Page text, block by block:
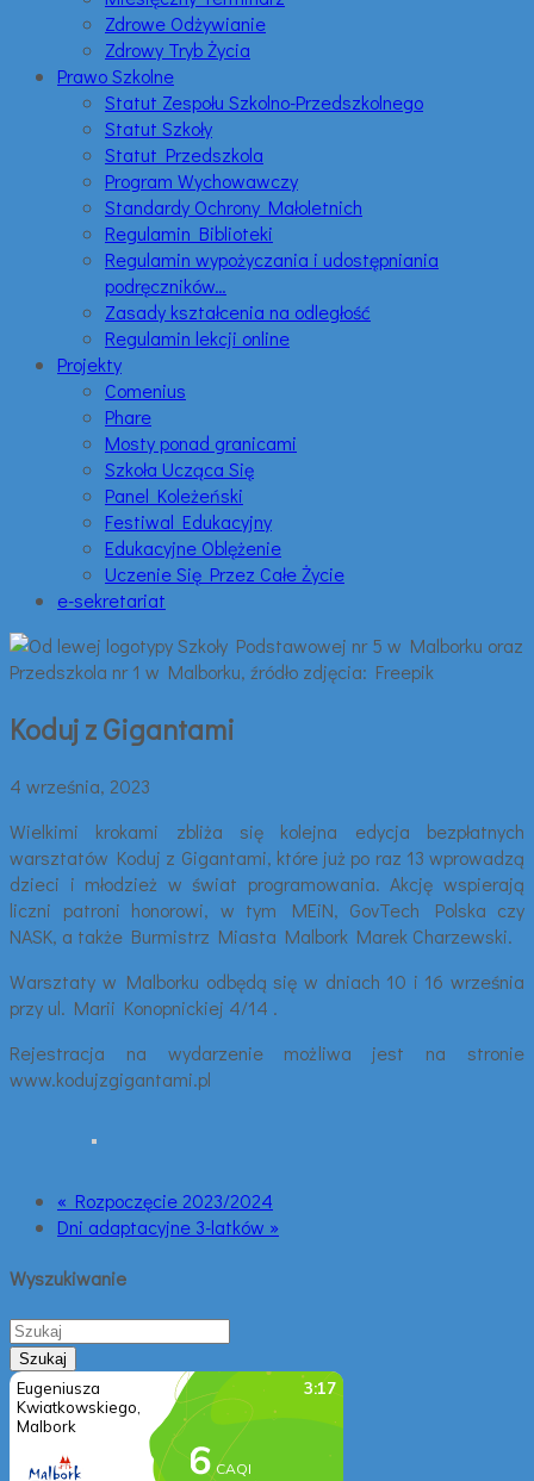
Zdrowe Odżywianie
Zdrowy Tryb Życia
Prawo Szkolne
Statut Zespołu Szkolno-Przedszkolnego
Statut Szkoły
Statut Przedszkola
Program Wychowawczy
Standardy Ochrony Małoletnich
Regulamin Biblioteki
Regulamin wypożyczania i udostępniania
podręczników…
Zasady kształcenia na odległość
Regulamin lekcji online
Projekty
Comenius
Phare
Mosty ponad granicami
Szkoła Ucząca Się
Panel Koleżeński
Festiwal Edukacyjny
Edukacyjne Oblężenie
Uczenie Się Przez Całe Życie
e-sekretariat
Koduj z Gigantami
4 września, 2023
Wielkimi krokami zbliża się kolejna edycja bezpłatnych
warsztatów Koduj z Gigantami, które już po raz 13 wprowadzą
dzieci i młodzież w świat programowania. Akcję wspierają
liczni patroni honorowi, w tym MEiN, GovTech Polska czy
NASK, a także Burmistrz Miasta Malbork Marek Charzewski.
Warsztaty w Malborku odbędą się w dniach 10 i 16 września
przy ul. Marii Konopnickiej 4/14 .
Rejestracja na wydarzenie możliwa jest na stronie
www.kodujzgigantami.pl
« Rozpoczęcie 2023/2024
Dni adaptacyjne 3-latków »
Wyszukiwanie